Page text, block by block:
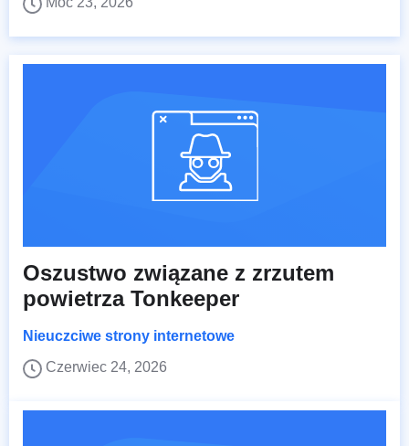
Oszustwo związane z zrzutem
powietrza Tonkeeper
Nieuczciwe strony internetowe
Czerwiec 24, 2026